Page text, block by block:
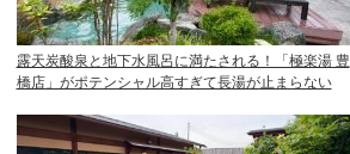
露天炭酸泉と地下水風呂に満たされる！「極楽湯 豊
橋店」がポテンシャル高すぎて長湯が止まらない